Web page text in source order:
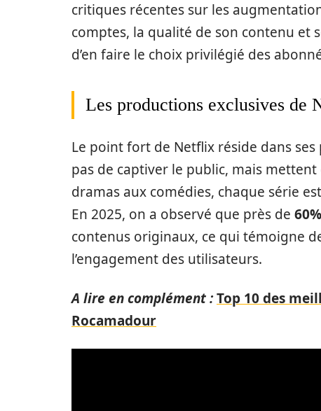
critiques récentes sur les
comptes, la qualité de son contenu
d’en faire le choix privilégié des
Les productions exclusives de
Le point fort de Netflix réside dans
pas de captiver le public, mais
dramas aux comédies, chaque série
En 2025, on a observé que près de 60%
contenus originaux, ce qui témoigne
l’engagement des utilisateurs.
A lire en complément :Top 10 des
Rocamadour